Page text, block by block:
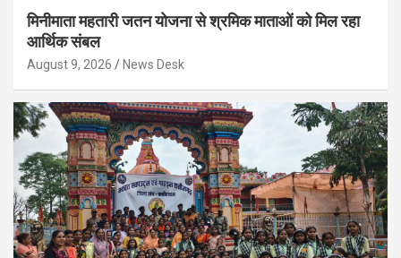
मिनीमाता महतारी जतन योजना से श्रमिक माताओं को मिल रहा
आर्थिक संबल
August 9, 2026 News Desk